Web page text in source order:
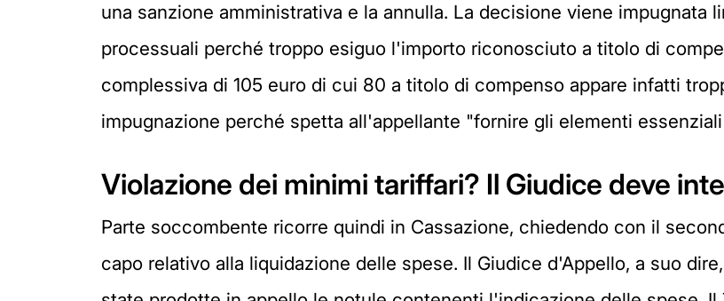
una sanzione amministrativa e la annulla. La decisione viene impugnata
processuali perché troppo esiguo l'importo riconosciuto a titolo di
complessiva di 105 euro di cui 80 a titolo di compenso appare infatti
impugnazione perché spetta all'appellante "fornire gli elementi
Violazione dei minimi tariffari? Il Giudice deve
Parte soccombente ricorre quindi in Cassazione, chiedendo con il
capo relativo alla liquidazione delle spese. Il Giudice d'Appello, a suo